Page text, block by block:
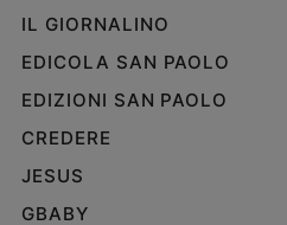
IL GIORNALINO
EDICOLA SAN PAOLO
EDIZIONI SAN PAOLO
CREDERE
JESUS
GBABY